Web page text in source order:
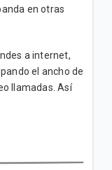
en otras
a internet,
el ancho de
llamadas. Así